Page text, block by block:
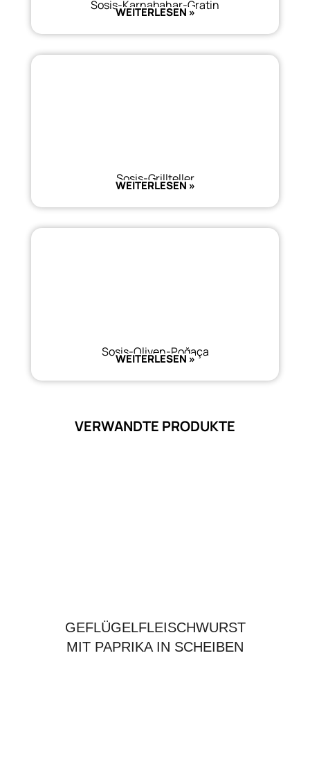
Sosis-Karnabahar-Gratin
WEITERLESEN »
Sosis-Grillteller
WEITERLESEN »
Sosis-Oliven-Poğaça
WEITERLESEN »
VERWANDTE PRODUKTE
GEFLÜGELFLEISCHWURST
MIT PAPRIKA IN SCHEIBEN